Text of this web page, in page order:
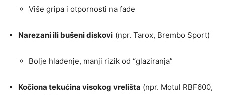
Više gripa i otpornosti na fade
Narezani ili bušeni diskovi (npr. Tarox, Brembo Sport)
Bolje hlađenje, manji rizik od “glaziranja”
Kočiona tekućina visokog vrelišta (npr. Motul RBF600,